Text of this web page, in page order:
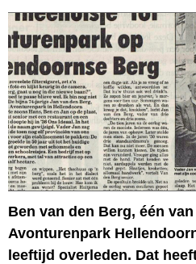
Ben van den Berg, één
Avonturenpark
leeftijd overleden. Dat